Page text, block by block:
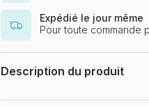
Expédié le jour même
Pour toute commande
Description du produit
Chuck Pinson -